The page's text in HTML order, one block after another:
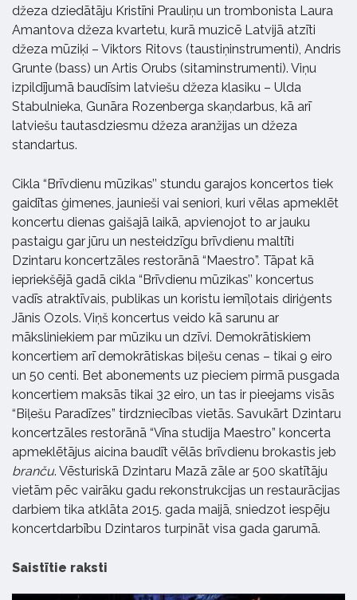
džeza dziedātāju Kristīni Prauliņu un trombonista Laura
Amantova džeza kvartetu, kurā muzicē Latvijā atzīti
džeza mūziķi – Viktors Ritovs (taustiņinstrumenti), Andris
Grunte (bass) un Artis Orubs (sitaminstrumenti). Viņu
izpildījumā baudīsim latviešu džeza klasiku – Ulda
Stabulnieka, Gunāra Rozenberga skaņdarbus, kā arī
latviešu tautasdziesmu džeza aranžijas un džeza
standartus.
Cikla “Brīvdienu mūzikas’’ stundu garajos koncertos tiek
gaidītas ģimenes, jaunieši vai seniori, kuri vēlas apmeklēt
koncertu dienas gaišajā laikā, apvienojot to ar jauku
pastaigu gar jūru un nesteidzīgu brīvdienu maltīti
Dzintaru koncertzāles restorānā “Maestro”. Tāpat kā
iepriekšējā gadā cikla “Brīvdienu mūzikas’’ koncertus
vadīs atraktīvais, publikas un koristu iemīļotais diriģents
Jānis Ozols. Viņš koncertus veido kā sarunu ar
māksliniekiem par mūziku un dzīvi. Demokrātiskiem
koncertiem arī demokrātiskas biļešu cenas – tikai 9 eiro
un 50 centi. Bet abonements uz pieciem pirmā pusgada
koncertiem maksās tikai 32 eiro, un tas ir pieejams visās
“Biļešu Paradīzes” tirdzniecības vietās. Savukārt Dzintaru
koncertzāles restorānā “Vīna studija Maestro” koncerta
apmeklētājus aicina baudīt vēlās brīvdienu brokastis jeb
branču. Vēsturiskā Dzintaru Mazā zāle ar 500 skatītāju
vietām pēc vairāku gadu rekonstrukcijas un restaurācijas
darbiem tika atklāta 2015. gada maijā, sniedzot iespēju
koncertdarbību Dzintaros turpināt visa gada garumā.
Saistītie raksti